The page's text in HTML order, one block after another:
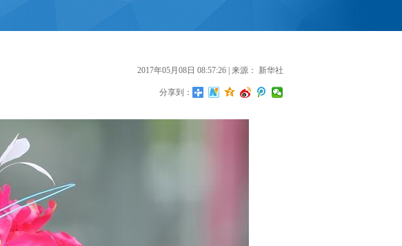
2017年05月08日 08:57:26 | 来源： 新华社
分享到：